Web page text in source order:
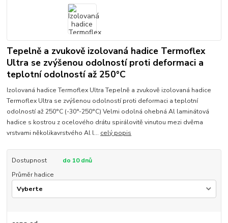
Tepelně a zvukově izolovaná hadice Termoflex
Ultra se zvýšenou odolností proti deformaci a
teplotní odolností až 250°C
Izolovaná hadice Termoflex Ultra Tepelně a zvukově izolovaná hadice
Termoflex Ultra se zvýšenou odolností proti deformaci a teplotní
odolností až 250°C (-30°-250°C) Velmi odolná ohebná Al laminátová
hadice s kostrou z ocelového drátu spirálovitě vinutou mezi dvěma
vrstvami několikavrstvého Al l... celý popis
Dostupnost
do 10 dnů
Průměr hadice